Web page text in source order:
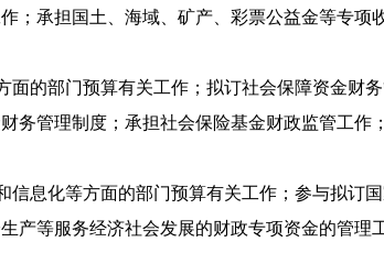
；承担国土、海域、矿产、彩票公益金等专
部门预算有关工作；拟订社会保障资金财
务管理制度；承担社会保险基金财政监管工
化等方面的部门预算有关工作；参与拟订
产等服务经济社会发展的财政专项资金的管